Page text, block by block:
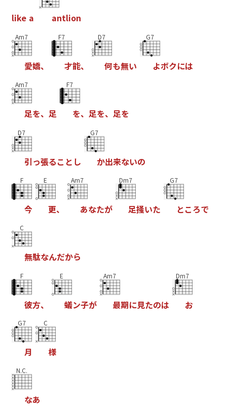
like a antlion
Am7
愛嬌、
F7
才能、
D7
何も無い
G7
よボクには
Am7
足を、 足
F7
を、 足を、 足を
D7
引っ張るこ と し
G7
か出来ないの
F
今
E
更、
Am7
あなたが
Dm7
足掻いた
G7
ところで
C
無駄なんだから
F
彼方、
E
蟻ン子が
Am7
最期に見たのは
Dm7
お
G7
月
C
様
N.C.
なあ